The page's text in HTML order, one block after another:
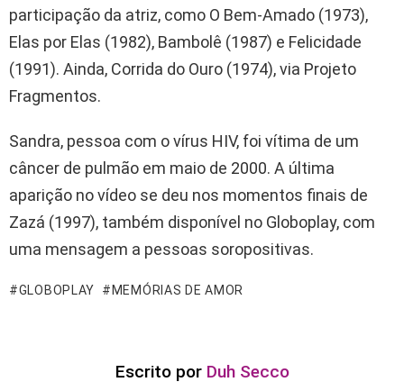
participação da atriz, como O Bem-Amado (1973),
Elas por Elas (1982), Bambolê (1987) e Felicidade
(1991). Ainda, Corrida do Ouro (1974), via Projeto
Fragmentos.
Sandra, pessoa com o vírus HIV, foi vítima de um
câncer de pulmão em maio de 2000. A última
aparição no vídeo se deu nos momentos finais de
Zazá (1997), também disponível no Globoplay, com
uma mensagem a pessoas soropositivas.
GLOBOPLAY MEMÓRIAS DE AMOR
Escrito por Duh Secco